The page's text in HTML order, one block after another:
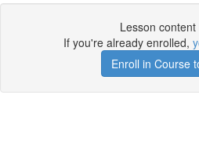
Lesson content
If you're already enrolled,
Enroll in Course